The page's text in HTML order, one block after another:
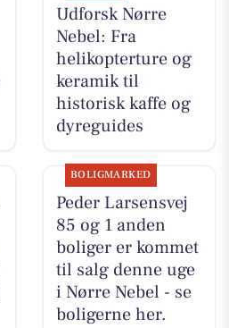
Udforsk Nørre
Nebel: Fra
helikopterture og
keramik til
historisk kaffe og
dyreguides
BOLIGMARKED
Peder Larsensvej
85 og 1 anden
boliger er kommet
til salg denne uge
i Nørre Nebel - se
boligerne her.